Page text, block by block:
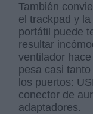
También
el trackpad y
portátil puede
resultar
ventilador
pesa casi
los puertos:
conector de
adaptadores.